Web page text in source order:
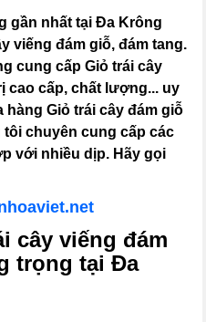
gần nhất tại Đa Krông
viếng đám giỗ, đám tang.
cung cấp Giỏ trái cây
cao cấp, chất lượng... uy
Giỏ trái cây đám giỗ
chuyên cung cấp các
với nhiều dịp. Hãy gọi
cây viếng đám
trọng tại Đa